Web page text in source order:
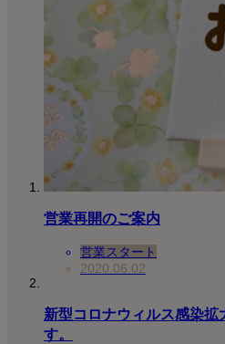
営業再開のご案内
営業スタート
2020.06.02
新型コロナウィルス感染拡
す。